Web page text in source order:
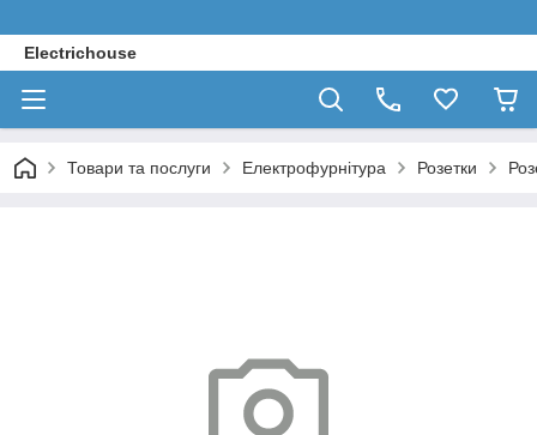
Electrichouse
Товари та послуги Електрофурнітура Розетки